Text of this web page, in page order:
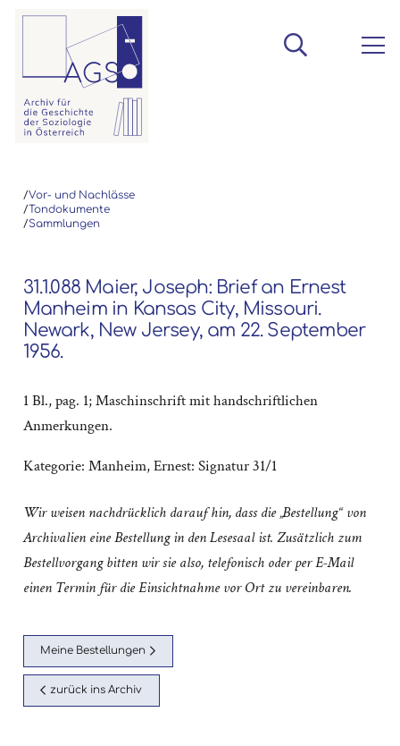
/Vor- und Nachlässe
/Tondokumente
/Sammlungen
31.1.088 Maier, Joseph: Brief an Ernest
Manheim in Kansas City, Missouri.
Newark, New Jersey, am 22. September
1956.
1 Bl., pag. 1; Maschinschrift mit handschriftlichen
Anmerkungen.
Kategorie: Manheim, Ernest: Signatur 31/1
Wir weisen nachdrücklich darauf hin, dass die „Bestellung“ von
Archivalien eine Bestellung in den Lesesaal ist. Zusätzlich zum
Bestellvorgang bitten wir sie also, telefonisch oder per E-Mail
einen Termin für die Einsichtnahme vor Ort zu vereinbaren.
Meine Bestellungen
zurück ins Archiv